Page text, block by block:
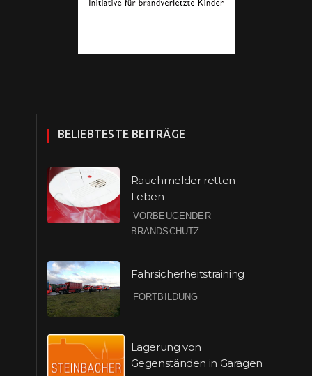
BELIEBTESTE BEITRÄGE
Rauchmelder retten
Leben
VORBEUGENDER
BRANDSCHUTZ
Fahrsicherheitstraining
FORTBILDUNG
Lagerung von
Gegenständen in Garagen